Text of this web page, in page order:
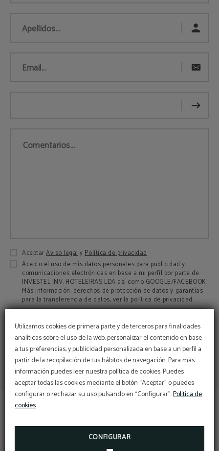
Utilizamos cookies de primera parte y de terceros para finalidades
analíticas sobre el uso de la web, personalizar el contenido en base
a tus preferencias, y publicidad personalizada en base a un perfil a
partir de la recopilación de tus hábitos de navegación. Para más
información puedes leer nuestra política de cookies. Puedes
aceptar todas las cookies mediante el botón “Aceptar” o puedes
configurar o rechazar su uso pulsando en “Configurar”.Política de
cookies
CONFIGURAR
Apellidos...
Email...
Comentarios...
AceptarAviso legalyPolítica de privacidad
Acepto el uso de mis datos personales para publicidad y
comunicaciones electrónicas en base a mi perfil por parte de
INVESTEL INV. HOTELEIRAS LDA así como GOOGLE/FACEBOOK.
Más información, derechos de protección de datos y garantías
para la transferencia de datos, ver la política de privacidad.